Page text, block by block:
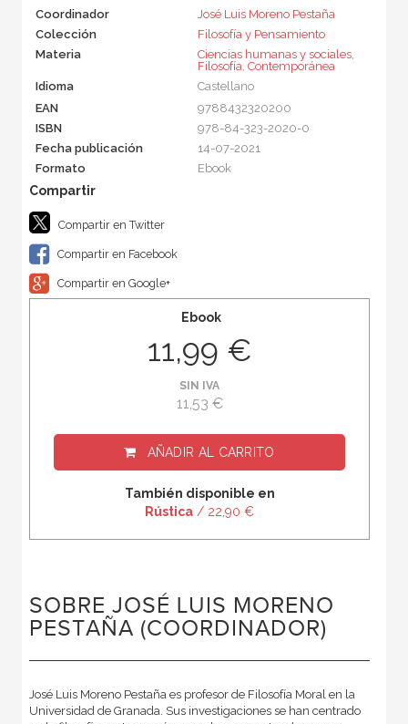
Coordinador
José Luis Moreno Pestaña
Colección
Filosofía y Pensamiento
Materia
Ciencias humanas y sociales,
Filosofía Contemporánea
Idioma
Castellano
EAN
9788432320200
ISBN
978-84-323-2020-0
Fecha publicación
14-07-2021
Formato
Ebook
Compartir en Twitter
Compartir en Facebook
Compartir en Google+
Ebook
11,99 €
SIN IVA
11,53 €
AÑADIR AL CARRITO
También disponible en
Rústica / 22,90 €
SOBRE JOSÉ LUIS MORENO
PESTAÑA (COORDINADOR)
José Luis Moreno Pestaña es profesor de Filosofía Moral en la
Universidad de Granada. Sus investigaciones se han centrado